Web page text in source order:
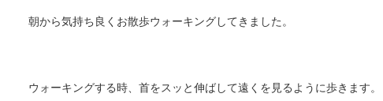
朝から気持ち良くお散歩ウォーキングしてきました。
ウォーキングする時、首をスッと伸ばして遠くを見るように歩きます。